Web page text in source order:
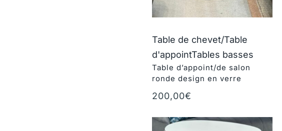
Table de chevet/Table
d'appointTables basses
Table d’appoint/de salon
ronde design en verre
200,00€